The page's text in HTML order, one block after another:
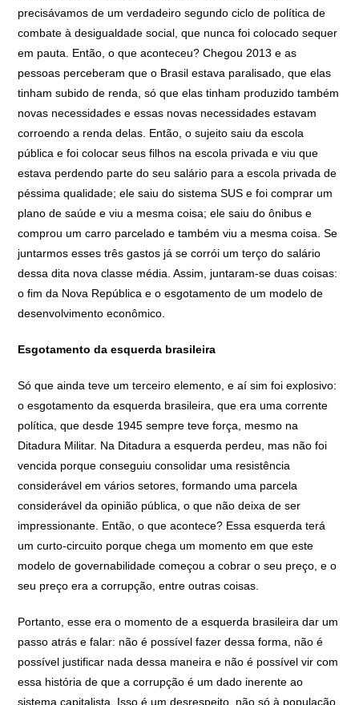
precisávamos de um verdadeiro segundo ciclo de política de
combate à desigualdade social, que nunca foi colocado sequer
em pauta. Então, o que aconteceu? Chegou 2013 e as
pessoas perceberam que o Brasil estava paralisado, que elas
tinham subido de renda, só que elas tinham produzido também
novas necessidades e essas novas necessidades estavam
corroendo a renda delas. Então, o sujeito saiu da escola
pública e foi colocar seus filhos na escola privada e viu que
estava perdendo parte do seu salário para a escola privada de
péssima qualidade; ele saiu do sistema SUS e foi comprar um
plano de saúde e viu a mesma coisa; ele saiu do ônibus e
comprou um carro parcelado e também viu a mesma coisa. Se
juntarmos esses três gastos já se corrói um terço do salário
dessa dita nova classe média. Assim, juntaram-se duas coisas:
o fim da Nova República e o esgotamento de um modelo de
desenvolvimento econômico.
Esgotamento da esquerda brasileira
Só que ainda teve um terceiro elemento, e aí sim foi explosivo:
o esgotamento da esquerda brasileira, que era uma corrente
política, que desde 1945 sempre teve força, mesmo na
Ditadura Militar. Na Ditadura a esquerda perdeu, mas não foi
vencida porque conseguiu consolidar uma resistência
considerável em vários setores, formando uma parcela
considerável da opinião pública, o que não deixa de ser
impressionante. Então, o que acontece? Essa esquerda terá
um curto-circuito porque chega um momento em que este
modelo de governabilidade começou a cobrar o seu preço, e o
seu preço era a corrupção, entre outras coisas.
Portanto, esse era o momento de a esquerda brasileira dar um
passo atrás e falar: não é possível fazer dessa forma, não é
possível justificar nada dessa maneira e não é possível vir com
essa história de que a corrupção é um dado inerente ao
sistema capitalista. Isso é um desrespeito, não só à população,